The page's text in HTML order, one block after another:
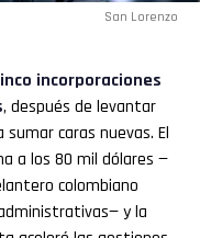
San Lorenzo
incorporaciones
, después de levantar
caras nuevas. El
a los 80 mil dólares —
colombiano
y la